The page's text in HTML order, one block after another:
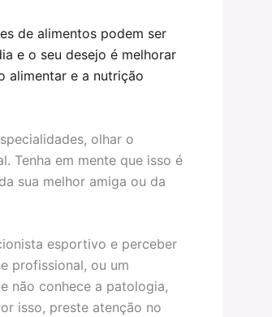
de alimentos podem ser
e o seu desejo é melhorar
alimentar e a nutrição
olhar o
Tenha em mente que isso é
sua melhor amiga ou da
esportivo e perceber
profissional, ou um
não conhece a patologia,
isso, preste atenção no